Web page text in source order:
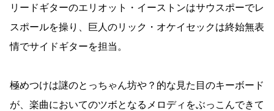
リードギターのエリオット・イーストンはサウスポーでレ
スポールを操り、巨人のリック・オケイセックは終始無表
情でサイドギターを担当。
極めつけは謎のとっちゃん坊や？的な見た目のキーボード
が、楽曲においてのツボとなるメロディをぶっこんできて